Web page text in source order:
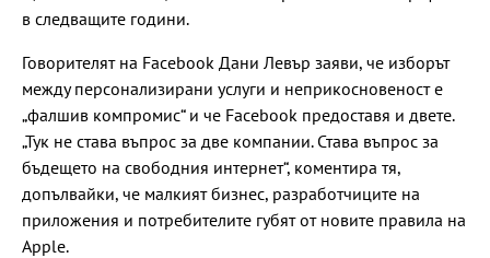
в следващите години.
Говорителят на Facebook Дани Левър заяви, че изборът
между персонализирани услуги и неприкосновеност е
„фалшив компромис“ и че Facebook предоставя и двете.
„Тук не става въпрос за две компании. Става въпрос за
бъдещето на свободния интернет“, коментира тя,
допълвайки, че малкият бизнес, разработчиците на
приложения и потребителите губят от новите правила на
Apple.